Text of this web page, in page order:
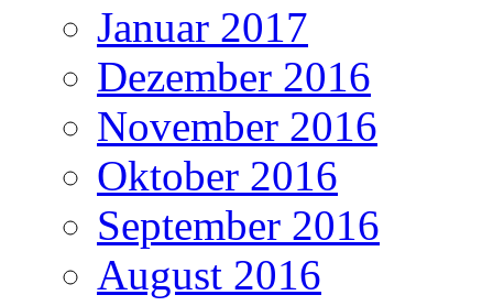
Januar 2017
Dezember 2016
November 2016
Oktober 2016
September 2016
August 2016